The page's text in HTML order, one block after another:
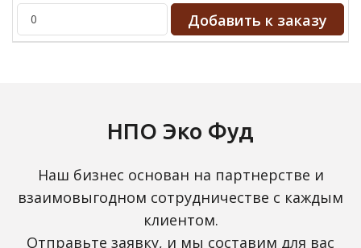
НПО Эко Фуд
Наш бизнес основан на партнерстве и
взаимовыгодном сотрудничестве с каждым
клиентом.
Отправьте заявку, и мы составим для вас